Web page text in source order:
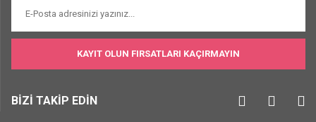
KAYIT OLUN FIRSATLARI KAÇIRMAYIN
BİZİ TAKİP EDİN